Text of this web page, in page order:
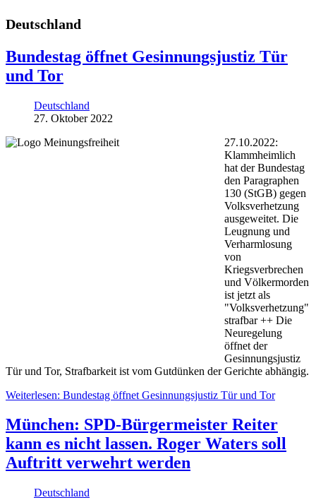
Deutschland
Bundestag öffnet Gesinnungsjustiz Tür
und Tor
Deutschland
27. Oktober 2022
27.10.2022:
Klammheimlich
hat der Bundestag
den Paragraphen
130 (StGB) gegen
Volksverhetzung
ausgeweitet. Die
Leugnung und
Verharmlosung
von
Kriegsverbrechen
und Völkermorden
ist jetzt als
"Volksverhetzung"
strafbar ++ Die
Neuregelung
öffnet der
Gesinnungsjustiz
Tür und Tor, Strafbarkeit ist vom Gutdünken der Gerichte abhängig.
Weiterlesen: Bundestag öffnet Gesinnungsjustiz Tür und Tor
München: SPD-Bürgermeister Reiter
kann es nicht lassen. Roger Waters soll
Auftritt verwehrt werden
Deutschland